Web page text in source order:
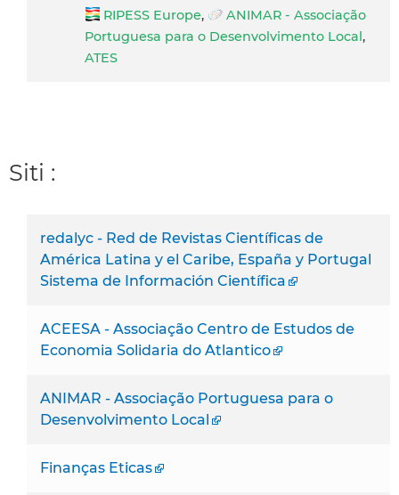
RIPESS Europe,
ANIMAR - Associação
Portuguesa para o Desenvolvimento Local,
ATES
Siti :
redalyc - Red de Revistas Científicas de
América Latina y el Caribe, España y Portugal
Sistema de Información Científica
ACEESA - Associação Centro de Estudos de
Economia Solidaria do Atlantico
ANIMAR - Associação Portuguesa para o
Desenvolvimento Local
Finanças Eticas